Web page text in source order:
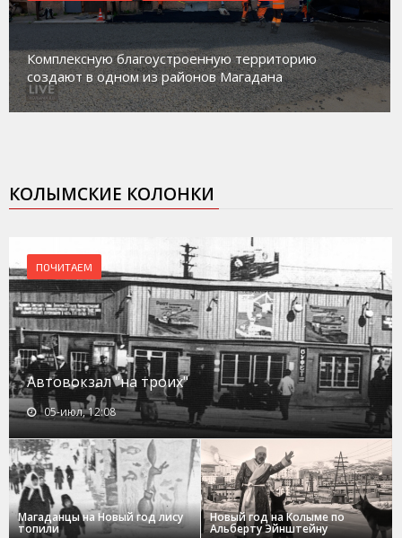
Комплексную благоустроенную территорию
создают в одном из районов Магадана
КОЛЫМСКИЕ КОЛОНКИ
ПОЧИТАЕМ
Автовокзал "на троих"
05-июл, 12:08
Магаданцы на Новый год лису
топили
Новый год на Колыме по
Альберту Эйнштейну